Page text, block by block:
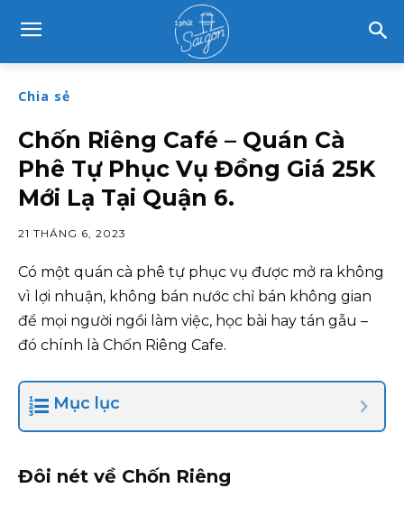
Chia sẻ
Chốn Riêng Café – Quán Cà
Phê Tự Phục Vụ Đồng Giá 25K
Mới Lạ Tại Quận 6.
21 THÁNG 6, 2023
Có một quán cà phê tự phục vụ được mở ra không
vì lợi nhuận, không bán nước chỉ bán không gian
để mọi người ngồi làm việc, học bài hay tán gẫu –
đó chính là Chốn Riêng Cafe.
Mục lục
Đôi nét về Chốn Riêng